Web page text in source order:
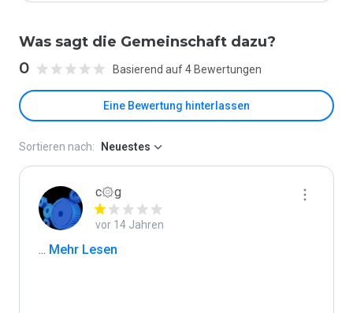
Was sagt die Gemeinschaft dazu?
0 Basierend auf 4 Bewertungen
Eine Bewertung hinterlassen
Sortieren nach: Neuestes
c۞g
vor 14 Jahren
... Mehr Lesen